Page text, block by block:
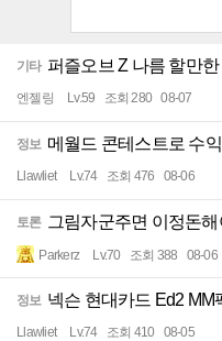
기타 퍼즐오브 Z 나름 할만한
엔젤링 Lv.59 조회 280 08-07
정보 메월드 콘테스트로 수
Llawliet Lv.74 조회 476 08-06
토론 그림자군주면 이정돈해
Parkerz Lv.70 조회 388 08-06
정보 넥슨 현대카드 Ed2 MM
Llawliet Lv.74 조회 410 08-05